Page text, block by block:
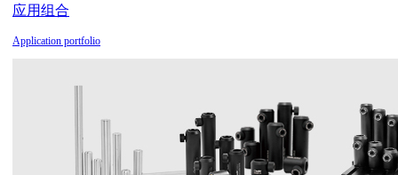
应用组合
Application portfolio